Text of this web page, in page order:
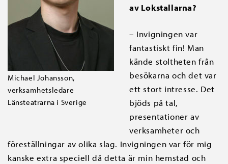
Michael Johansson,
verksamhetsledare
Länsteatrarna i Sverige
av Lokstallarna?
– Invigningen var
fantastiskt fin! Man
kände stoltheten från
besökarna och det var
ett stort intresse. Det
bjöds på tal,
presentationer av
verksamheter och
föreställningar av olika slag. Invigningen var för mig
kanske extra speciell då detta är min hemstad och